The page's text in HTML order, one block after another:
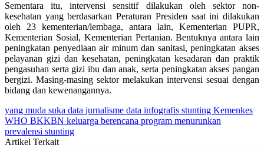
Sementara itu, intervensi sensitif dilakukan oleh sektor non-
kesehatan yang berdasarkan Peraturan Presiden saat ini dilakukan
oleh 23 kementerian/lembaga, antara lain, Kementerian PUPR,
Kementerian Sosial, Kementerian Pertanian. Bentuknya antara lain
peningkatan penyediaan air minum dan sanitasi, peningkatan akses
pelayanan gizi dan kesehatan, peningkatan kesadaran dan praktik
pengasuhan serta gizi ibu dan anak, serta peningkatan akses pangan
bergizi. Masing-masing sektor melakukan intervensi sesuai dengan
bidang dan kewenangannya.
yang muda suka data jurnalisme data infografis stunting Kemenkes
WHO BKKBN keluarga berencana program menurunkan
prevalensi stunting
Artikel Terkait